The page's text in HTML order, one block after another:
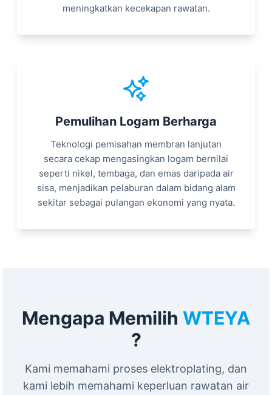
meningkatkan kecekapan rawatan.
Pemulihan Logam Berharga
Teknologi pemisahan membran lanjutan
secara cekap mengasingkan logam bernilai
seperti nikel, tembaga, dan emas daripada air
sisa, menjadikan pelaburan dalam bidang alam
sekitar sebagai pulangan ekonomi yang nyata.
Mengapa Memilih WTEYA
?
Kami memahami proses elektroplating, dan
kami lebih memahami keperluan rawatan air